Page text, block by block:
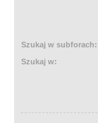
Szukaj w subforach:
Szukaj w: